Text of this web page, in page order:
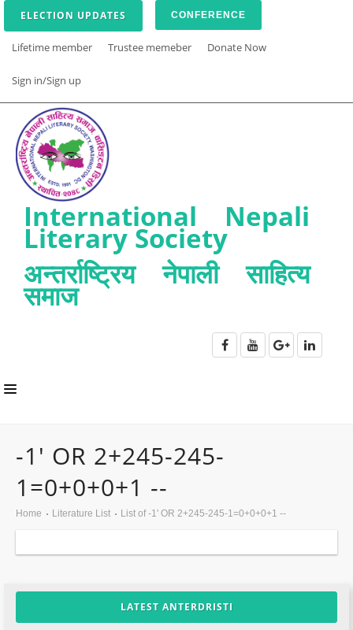
ELECTION UPDATES CONFERENCE
Lifetime member Trustee memeber Donate Now
Sign in/Sign up
International Nepali
Literary Society
अन्तर्राष्ट्रिय नेपाली साहित्य
समाज
NEWS
PUBLICATIONS
-1' OR 2+245-245-
1=0+0+0+1 --
Home Literature List List of -1' OR 2+245-245-1=0+0+0+1 --
LATEST ANTERDRISTI